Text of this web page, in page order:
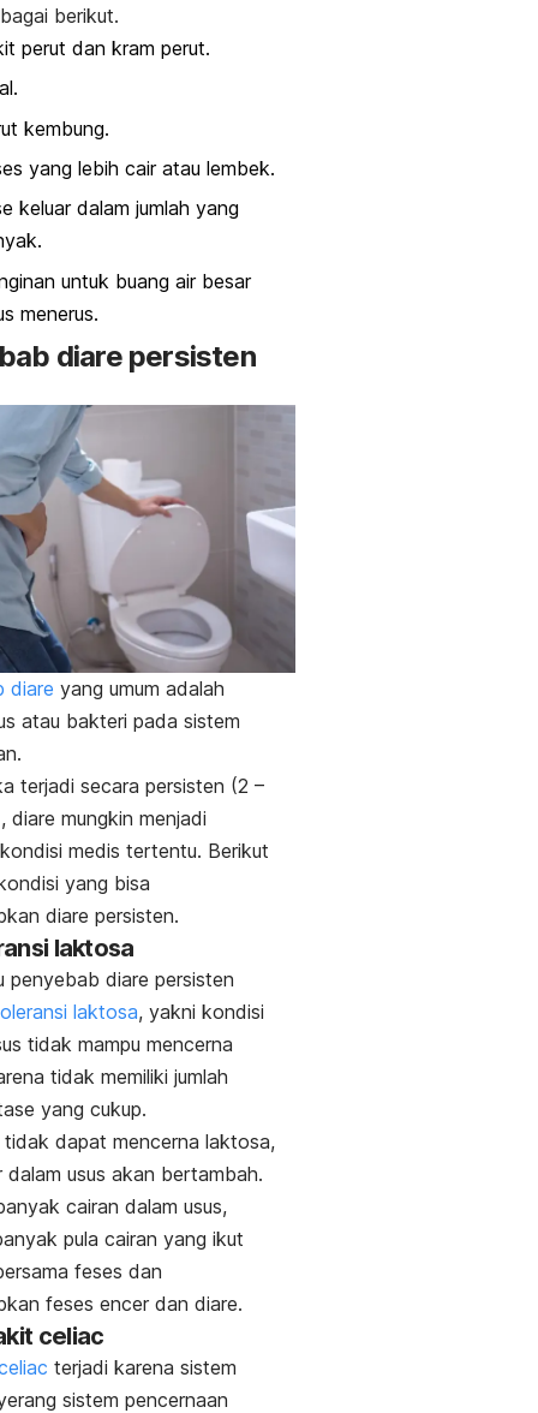
berikut.
perut dan kram perut.
kembung.
yang lebih cair atau lembek.
keluar dalam jumlah yang
untuk buang air besar
menerus.
diare persisten
diare yang umum adalah
atau bakteri pada sistem
terjadi secara persisten (2 –
diare mungkin menjadi
medis tertentu. Berikut
yang bisa
diare persisten.
laktosa
penyebab diare persisten
laktosa, yakni kondisi
tidak mampu mencerna
tidak memiliki jumlah
yang cukup.
tidak dapat mencerna laktosa,
dalam usus akan bertambah.
cairan dalam usus,
pula cairan yang ikut
feses dan
feses encer dan diare.
celiac
terjadi karena sistem
sistem pencernaan